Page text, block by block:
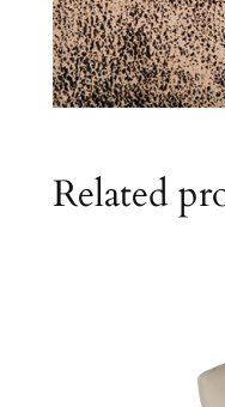
Related